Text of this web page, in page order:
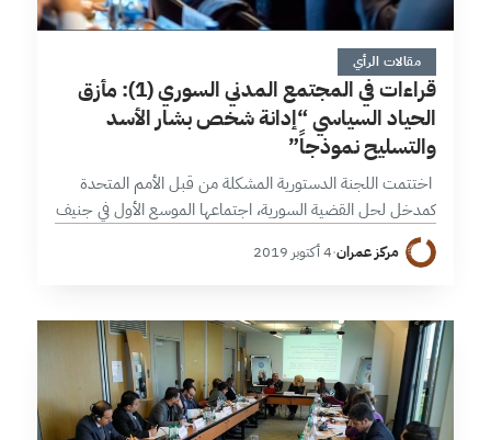
4 دقائق
مقالات الرأي
قراءات في المجتمع المدني السوري (1): مأزق
الحياد السياسي “إدانة شخص بشار الأسد
والتسليح نموذجاً”
اختتمت اللجنة الدستورية المشكلة من قبل الأمم المتحدة
كمدخل لحل القضية السورية، اجتماعها الموسع الأول في جنيف
يوم أمس الأول، وقد اقتصر اللقاء على تلاوة كلمات المشاركين؛
من وفد المعارضة…
مركز عمران·4 أكتوبر 2019